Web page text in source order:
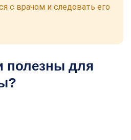
с врачом и следовать его
полезны для